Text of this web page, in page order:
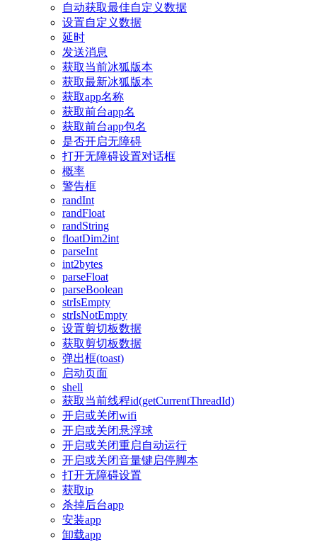
自动获取最佳自定义数据
设置自定义数据
延时
发送消息
获取当前冰狐版本
获取最新冰狐版本
获取app名称
获取前台app名
获取前台app包名
是否开启无障碍
打开无障碍设置对话框
概率
警告框
randInt
randFloat
randString
floatDim2int
parseInt
int2bytes
parseFloat
parseBoolean
strIsEmpty
strIsNotEmpty
设置剪切板数据
获取剪切板数据
弹出框(toast)
启动页面
shell
获取当前线程id(getCurrentThreadId)
开启或关闭wifi
开启或关闭悬浮球
开启或关闭重启自动运行
开启或关闭音量键启停脚本
打开无障碍设置
获取ip
杀掉后台app
安装app
卸载app